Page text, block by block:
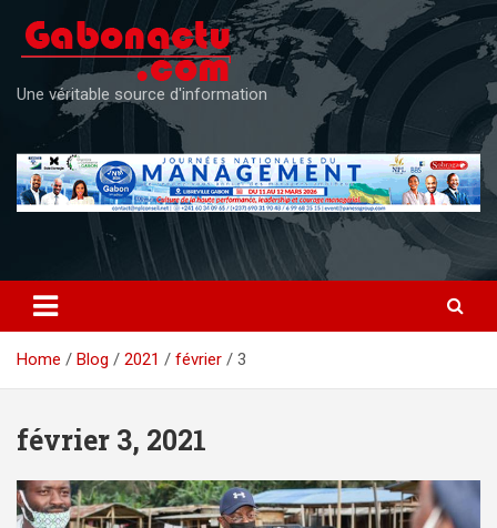
content
Une véritable source d'information
Home Blog 2021 février 3
février 3, 2021